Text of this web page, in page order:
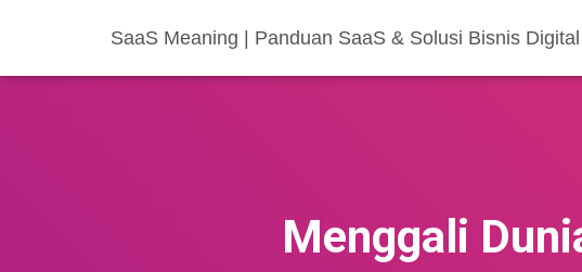
SaaS Meaning | Panduan SaaS & Solusi Bisnis Digital
Menggali